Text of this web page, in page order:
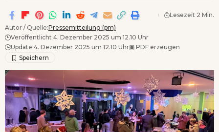
Autor / Quelle:Pressemitteilung (pm)
Veröffentlicht 4. Dezember 2025 um 12.10 Uhr
Update 4. Dezember 2025 um 12.10 Uhr▣ PDF erzeugen
Lesezeit 2 Min.